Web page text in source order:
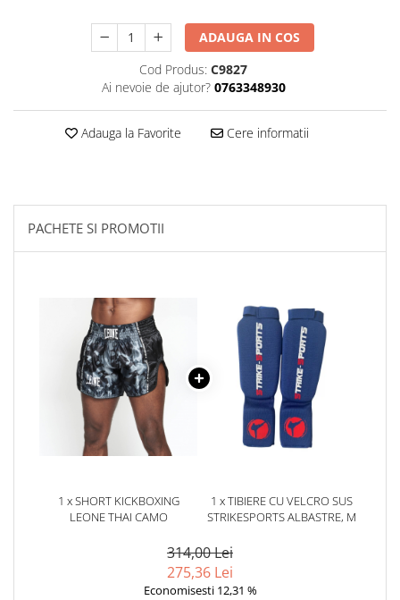
Palmare/Palete Box/Arte Martiale
Perne Antrenament Arte Martiale
Manechini Arte Martiale
Trening/Compleu
Genti Echipament
Proteze/Protectii dentare
Lupte/Wrestling
Incaltaminte
Dresuri/Echipament
Accesorii Lupte/Wrestling
Dotari Sala/Dojo
ADAUGA IN COS
Cod Produs: C9827
Ai nevoie de ajutor? 0763348930
Adauga la Favorite Cere informatii
PACHETE SI PROMOTII
1 x SHORT KICKBOXING
LEONE THAI CAMO
1 x TIBIERE CU VELCRO SUS
STRIKESPORTS ALBASTRE, M
314,00 Lei
275,36 Lei
Economisesti 12,31 %